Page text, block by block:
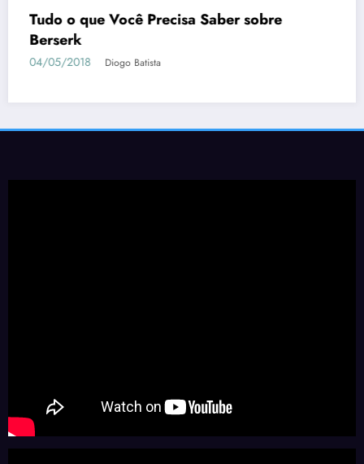
Tudo o que Você Precisa Saber sobre
Berserk
04/05/2018 Diogo Batista